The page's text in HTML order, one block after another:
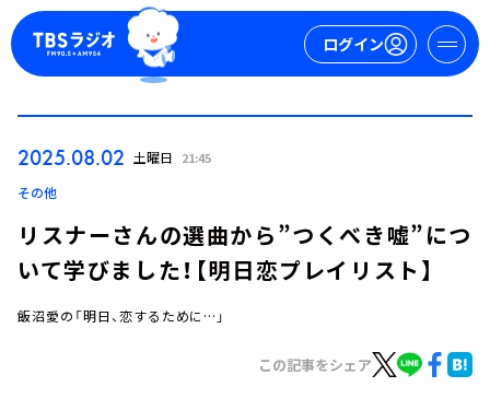
ログイン
2025.08.02 土曜日 21:45
その他
リスナーさんの選曲から”つくべき嘘”につ
いて学びました！【明日恋プレイリスト】
飯沼愛の「明日、恋するために…」
この記事をシェア